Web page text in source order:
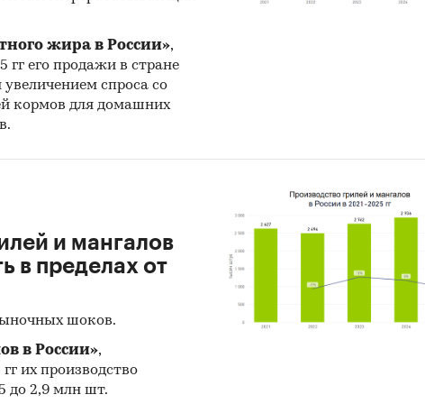
прогноз развития рынка парафинов (производства,
данных с поправкой на мнения экспертов,
тренды, изменения в регулировании
и т.д.
Промышленность / ... / Нефтехимия
жира в России»,
гг его продажи в стране
спроса со
кормов для домашних
и мангалов
в пределах от
шоков.
в России»,
их производство
до 2,9 млн шт.